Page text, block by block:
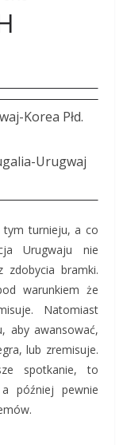
Korea Płd.
Urugwaj
tym turnieju, a co
Urugwaju nie
zdobycia bramki.
warunkiem że
Natomiast
aby awansować,
lub zremisuje.
spotkanie, to
później pewnie